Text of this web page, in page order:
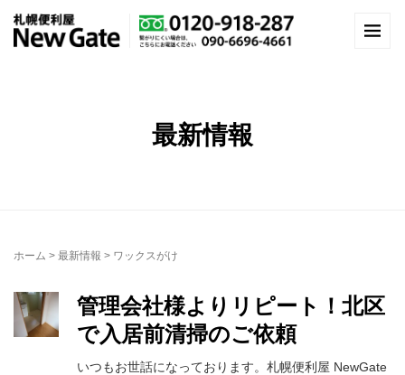
最新情報
ホーム > 最新情報 > ワックスがけ
管理会社様よりリピート！北区
で入居前清掃のご依頼
いつもお世話になっております。札幌便利屋 NewGate